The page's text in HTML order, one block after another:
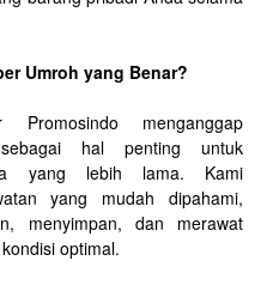
Umroh yang Benar?
Promosindo menganggap
hal penting untuk
yang lebih lama. Kami
yang mudah dipahami,
menyimpan, dan merawat
optimal.